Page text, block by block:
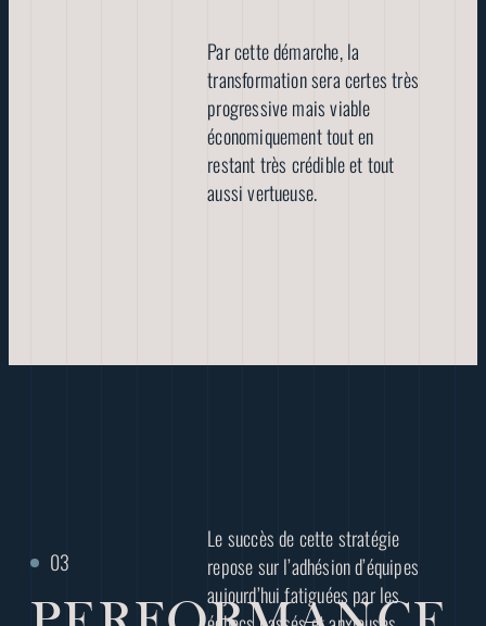
Par cette démarche, la
transformation sera certes très
progressive mais viable
économiquement tout en
restant très crédible et tout
aussi vertueuse.
Le succès de cette stratégie
repose sur l’adhésion d’équipes
aujourd’hui fatiguées par les